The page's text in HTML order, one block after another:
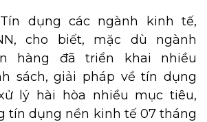
dụng các ngành kinh tế,
cho biết, mặc dù ngành
hàng đã triển khai nhiều
sách, giải pháp về tín dụng
lý hài hòa nhiều mục tiêu,
tín dụng nền kinh tế 07 tháng